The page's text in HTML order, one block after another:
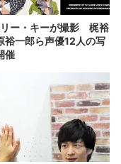
裕一郎ら声優12人の写
催